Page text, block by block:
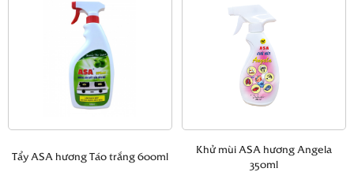
Tẩy ASA hương Táo trắng 600ml
Khử mùi ASA hương Angela
350ml